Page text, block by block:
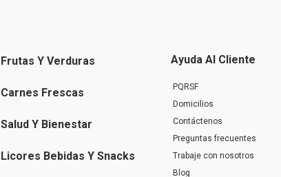
Frutas Y Verduras
Carnes Frescas
Salud Y Bienestar
Licores Bebidas Y Snacks
Ayuda Al Cliente
PQRSF
Domicilios
Contáctenos
Preguntas frecuentes
Trabaje con nosotros
Blog